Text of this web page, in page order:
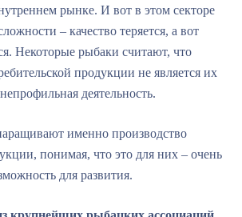
рынке. И вот в этом секторе
– качество теряется, а вот
Некоторые рыбаки считают, что
продукции не является их
деятельность.
именно производство
понимая, что это для них – очень
для развития.